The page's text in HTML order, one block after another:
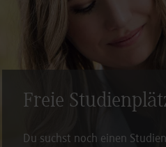
Freie
Du suchst noch einen